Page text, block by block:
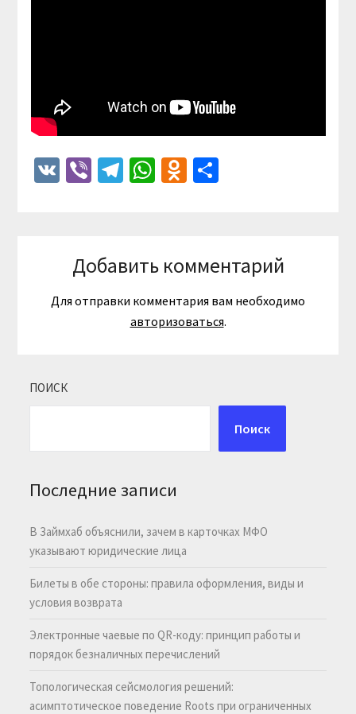
VKViberTelegram
WhatsApp
Odnoklassniki
Отправить
Добавить комментарий
Для отправки комментария вам необходимо
авторизоваться.
ПОИСК
Поиск
Последние записи
В Займхаб объяснили, зачем в карточках МФО
указывают юридические лица
Билеты в обе стороны: правила оформления, виды и
условия возврата
Электронные чаевые по QR-коду: принцип работы и
порядок безналичных перечислений
Топологическая сейсмология решений:
асимптотическое поведение Roots при ограниченных